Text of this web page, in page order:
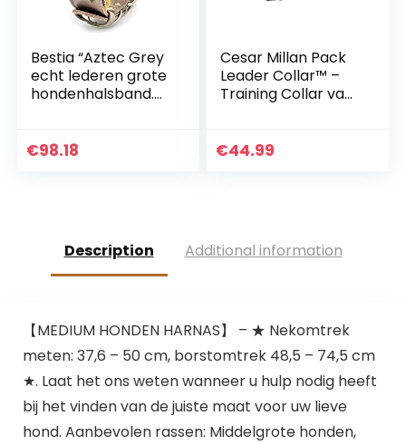
Bestia “Aztec Grey
echt lederen grote
hondenhalsband.
gevoerd
€98.18
Cesar Millan Pack
Leader Collar™ –
Training Collar van
€44.99
Description Additional information
【MEDIUM HONDEN HARNAS】 – ★ Nekomtrek
meten: 37,6 – 50 cm, borstomtrek 48,5 – 74,5 cm
★. Laat het ons weten wanneer u hulp nodig heeft
bij het vinden van de juiste maat voor uw lieve
hond. Aanbevolen rassen: Middelgrote honden,